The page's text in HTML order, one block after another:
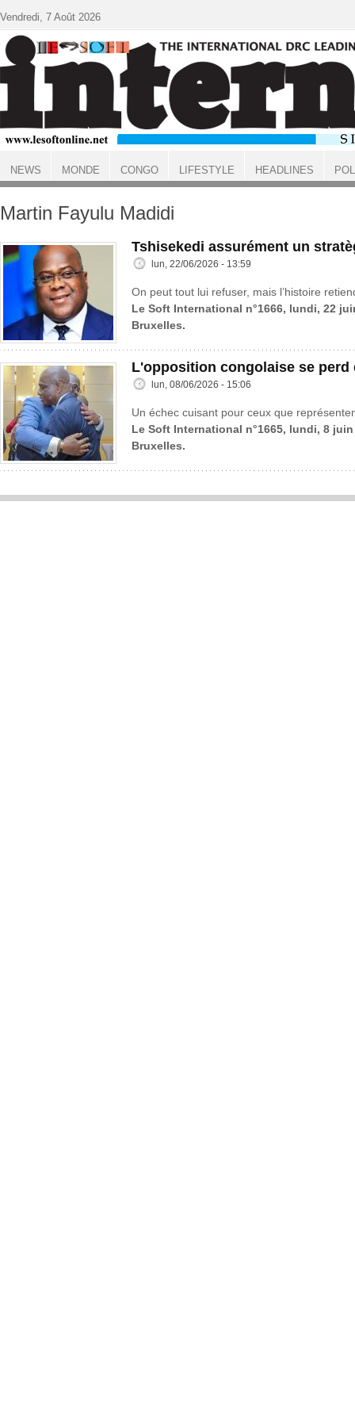
ACCUEIL
Martin Fayulu Madidi
Tshisekedi assurément un
lun, 22/06/2026 - 13:59
On peut tout lui refuser, mais l’histoire
Le Soft International n°1666, lundi, 22
Bruxelles.
L'opposition congolaise se perd
lun, 08/06/2026 - 15:06
Un échec cuisant pour ceux que
Le Soft International n°1665, lundi, 8
Bruxelles.
Vendredi, 7 Août 2026
NEWS MONDE CONGO LIFESTYLE HEADLINES